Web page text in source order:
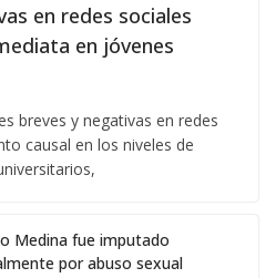
en redes sociales
en jóvenes
breves y negativas en redes
causal en los niveles de
Medina fue imputado
por abuso sexual